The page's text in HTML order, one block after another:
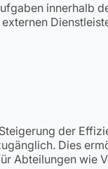
innerhalb
der
Dies
Abteilungen wie